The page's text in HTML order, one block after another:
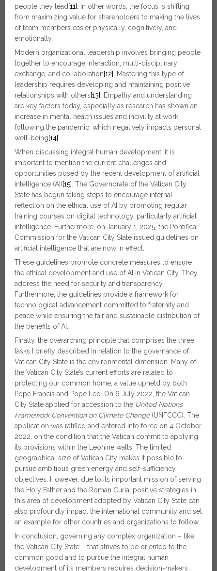
people they lead [11]
. In other words, the focus is shifting
from maximizing value for shareholders to making the lives
of team members easier physically, cognitively, and
emotionally.
Modern organizational leadership involves bringing people
together to encourage interaction, multi-disciplinary
exchange, and collaboration[12]
. Mastering this type of
leadership requires developing and maintaining positive
relationships with others[13]
. Empathy and understanding
are key factors today, especially as research has shown an
increase in mental health issues and incivility at work
following the pandemic, which negatively impacts personal
well-being[14]
When discussing integral human development, it is
important to mention the current challenges and
opportunities posed by the recent development of artificial
intelligence (AI)[15] . The Governorate of the Vatican City
State has begun taking steps to encourage internal
reflection on the ethical use of AI by promoting regular
training courses on digital technology, particularly artificial
intelligence. Furthermore, on January 1, 2025, the Pontifical
Commission for the Vatican City State issued guidelines on
artificial intelligence that are now in effect.
These guidelines promote concrete measures to ensure
the ethical development and use of AI in Vatican City. They
address the need for security and transparency.
Furthermore, the guidelines provide a framework for
technological advancement committed to fraternity and
peace while ensuring the fair and sustainable distribution of
the benefits of AI.
Finally, the overarching principle that comprises the three
tasks I briefly described in relation to the governance of
Vatican City State is the environmental dimension. Many of
the Vatican City State’s current efforts are related to
protecting our common home, a value upheld by both
Pope Francis and Pope Leo. On 6 July 2022, the Vatican
City State applied for accession to the United Nations
Framework Convention on Climate Change (UNFCCC). The
application was ratified and entered into force on 4 October
2022, on the condition that the Vatican commit to applying
its provisions within the Leonine walls. The limited
geographical size of Vatican City makes it possible to
pursue ambitious green energy and self-sufficiency
objectives. However, due to its important mission of serving
the Holy Father and the Roman Curia, positive strategies in
this area of development adopted by Vatican City State can
also profoundly impact the international community and set
an example for other countries and organizations to follow.
In conclusion, governing any complex organization – like
the Vatican City State – that strives to be oriented to the
common good and to pursue the integral human
development of its members requires decision-makers